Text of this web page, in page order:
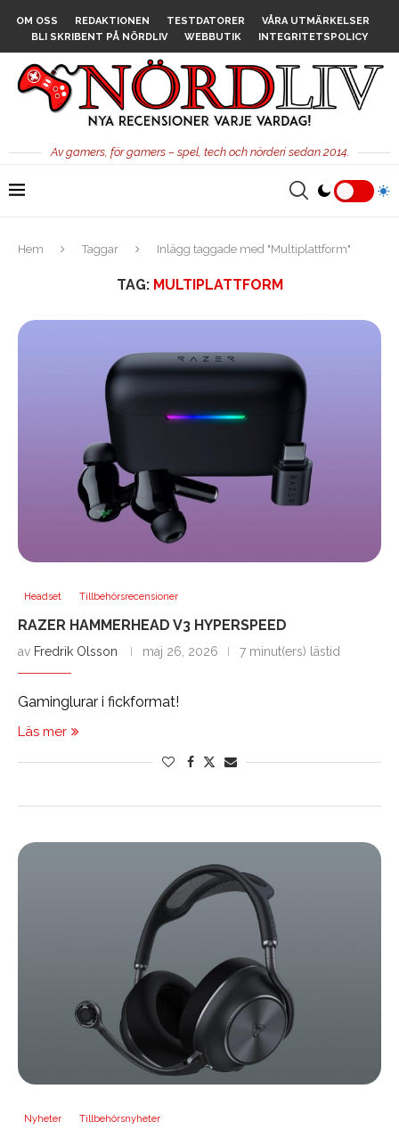
OM OSS REDAKTIONEN TESTDATORER
VÅRA UTMÄRKELSER
BLI SKRIBENT PÅ NÖRDLIV
WEBBUTIK INTEGRITETSPOLICY
Av gamers, för gamers – spel, tech och nörderi sedan 2014.
Hem Taggar Inlägg taggade med "Multiplattform"
TAG: MULTIPLATTFORM
Headset Tillbehörsrecensioner
RAZER HAMMERHEAD V3 HYPERSPEED
av Fredrik Olsson maj 26, 2026 7 minut(ers) lästid
Gaminglurar i fickformat!
Läs mer
Nyheter Tillbehörsnyheter